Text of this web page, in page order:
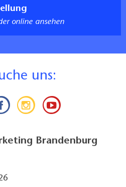
online ansehen
uns:
Brandenburg